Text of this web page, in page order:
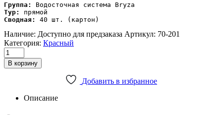
Группа:
Typ:
Сводная:
40 шт. (картон)
Наличие: Доступно для предзаказа Артикул: 70-201
Категория: Красный
Держатель
желоба
ПРЯМОЙ
quantity
В корзину
Добавить в избранное
Описание